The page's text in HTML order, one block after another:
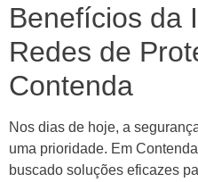
Benefícios da
Redes de
Contenda
Nos dias de hoje, a
uma prioridade. Em
buscado soluções eficazes